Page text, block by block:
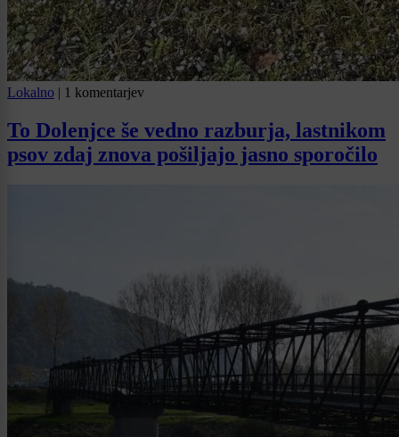
Lokalno | 1 komentarjev
To Dolenjce še vedno razburja, lastnikom
psov zdaj znova pošiljajo jasno sporočilo